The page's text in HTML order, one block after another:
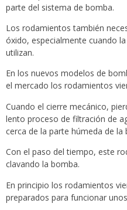
parte del sistema de bomba.
Los rodamientos también
óxido, especialmente cuando
utilizan.
En los nuevos modelos de
el mercado los rodamientos
Cuando el cierre mecánico,
lento proceso de filtración de
cerca de la parte húmeda de la
Con el paso del tiempo, este
clavando la bomba.
En principio los rodamientos
preparados para funcionar